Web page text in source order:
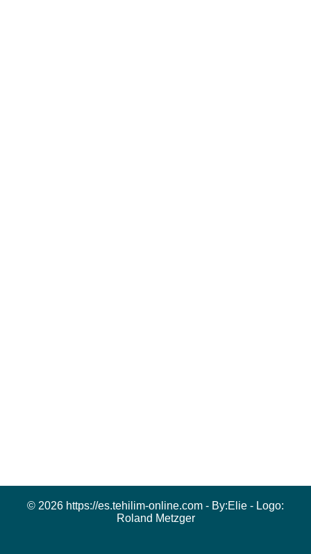
© 2026 https://es.tehilim-online.com - By:Elie - Logo:
Roland Metzger